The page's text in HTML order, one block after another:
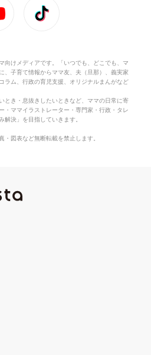
向けメディアです。「いつでも、どこでも、マ
、子育て情報からママ友、夫（旦那）、義実家
ラム、行政の育児支援、オリジナルまんがなど
とき・息抜きしたいときなど、ママの日常に寄
・ママイラストレーター・専門家・行政・タレ
解決」を目指していきます。
図表など無断転載を禁止します。